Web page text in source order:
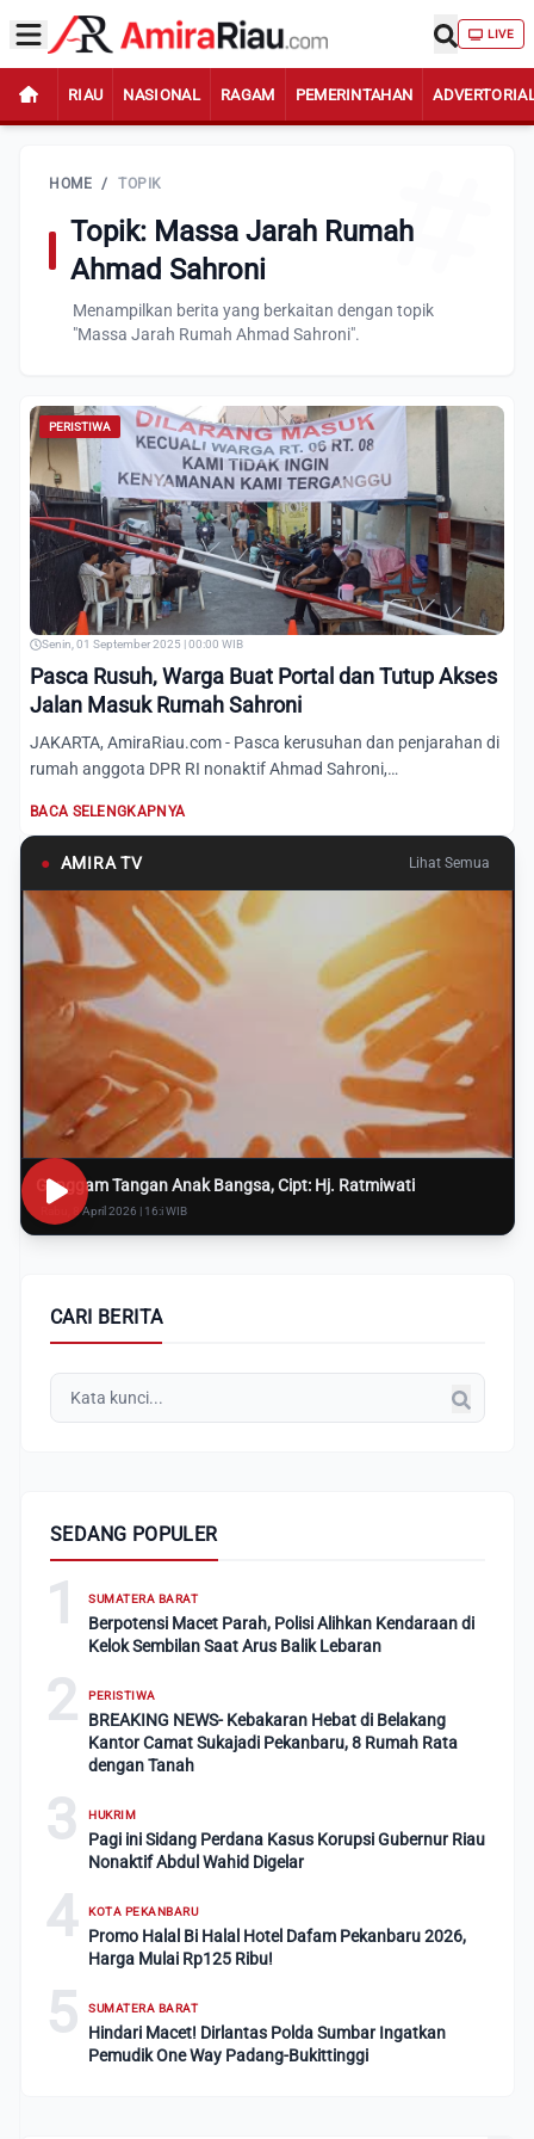
LIVE
RIAU NASIONAL RAGAM PEMERINTAHAN
HOME / TOPIK
Topik: Massa Jarah Rumah
Ahmad Sahroni
Menampilkan berita yang berkaitan dengan topik
"Massa Jarah Rumah Ahmad Sahroni".
PERISTIWA
Senin, 01 September 2025 | 00:00 WIB
Pasca Rusuh, Warga Buat Portal dan Tutup Akses
Jalan Masuk Rumah Sahroni
JAKARTA, AmiraRiau.com - Pasca kerusuhan dan penjarahan di
rumah anggota DPR RI nonaktif Ahmad Sahroni,
BACA SELENGKAPNYA
● AMIRA TV Lihat Semua
Genggam Tangan Anak Bangsa, Cipt: Hj. Ratmiwati
Rabu, 8 April 2026 | 16:i WIB
CARI BERITA
SEDANG POPULER
1 SUMATERA BARAT
Berpotensi Macet Parah, Polisi Alihkan Kendaraan di
Kelok Sembilan Saat Arus Balik Lebaran
2 PERISTIWA
BREAKING NEWS- Kebakaran Hebat di Belakang
Kantor Camat Sukajadi Pekanbaru, 8 Rumah Rata
dengan Tanah
3 HUKRIM
Pagi ini Sidang Perdana Kasus Korupsi Gubernur Riau
Nonaktif Abdul Wahid Digelar
4 KOTA PEKANBARU
Promo Halal Bi Halal Hotel Dafam Pekanbaru 2026,
Harga Mulai Rp125 Ribu!
5 SUMATERA BARAT
Hindari Macet! Dirlantas Polda Sumbar Ingatkan
Pemudik One Way Padang-Bukittinggi